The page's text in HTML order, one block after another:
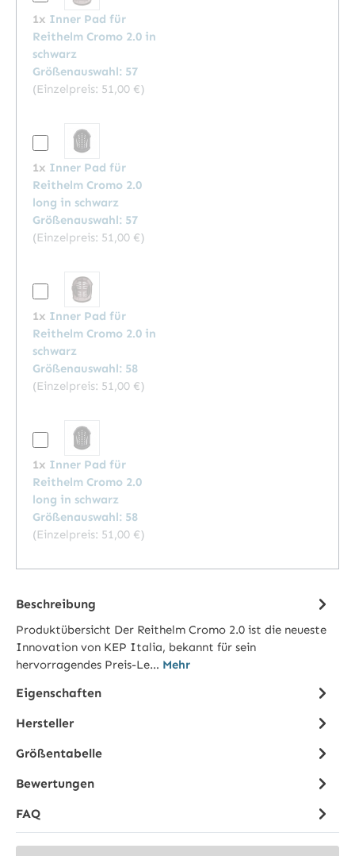
1x Inner Pad für
Reithelm Cromo 2.0 in
schwarz
Größenauswahl: 57
(Einzelpreis: 51,00 €)
1x Inner Pad für
Reithelm Cromo 2.0
long in schwarz
Größenauswahl: 57
(Einzelpreis: 51,00 €)
1x Inner Pad für
Reithelm Cromo 2.0 in
schwarz
Größenauswahl: 58
(Einzelpreis: 51,00 €)
1x Inner Pad für
Reithelm Cromo 2.0
long in schwarz
Größenauswahl: 58
(Einzelpreis: 51,00 €)
Beschreibung
Produktübersicht Der Reithelm Cromo 2.0 ist die neueste
Innovation von KEP Italia, bekannt für sein
hervorragendes Preis-Le… Mehr
Eigenschaften
Hersteller
Größentabelle
Bewertungen
FAQ